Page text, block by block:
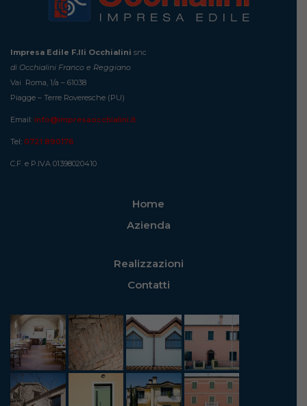
Impresa Edile F.lli Occhialini snc
di Occhialini Franco e Reggiano
Vai Roma, 1/a – 61038
Piagge – Terre Roveresche (PU)
Email: info@impresaocchialini.it
Tel: 0721 890176
C.F. e P.IVA 01398020410
Home
Azienda
Realizzazioni
Contatti